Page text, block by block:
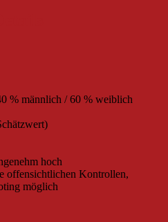
% männlich / 60 % weiblich
hoch
offensichtlichen Kontrollen,
möglich